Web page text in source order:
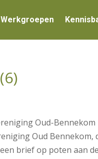
Werkgroepen
Oud-
Oud Bennekom,
brief op poten aan de